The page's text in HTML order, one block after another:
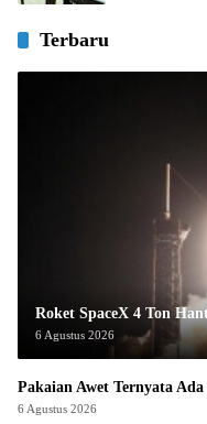
Terbaru
Roket SpaceX 4 Ton
6 Agustus 2026
Pakaian Awet Ternyata
6 Agustus 2026